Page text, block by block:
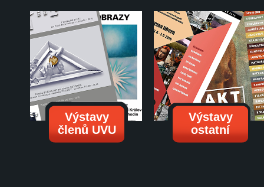
Výstavy
členů UVU
Výstavy
ostatní